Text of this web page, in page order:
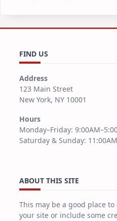
FIND US
Address
123 Main Street
New York, NY 10001
Hours
Monday–Friday:
Saturday & Sunday:
ABOUT THIS SITE
This may be a good place
your site or include some